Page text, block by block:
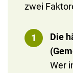
zwei
Die
Wer